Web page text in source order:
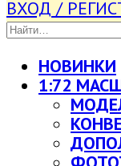
ВХОД /
SEARCH
FOR:
НОВИНКИ
1:72